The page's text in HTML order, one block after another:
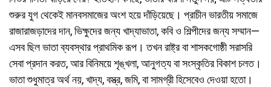
শুরুর যুগ থেকেই মানবসমাজের অংশ হয়ে দাঁড়িয়েছে। প্রাচীন ভারতীয় সমাজে
রাজারাজড়াদের দান, ভিক্ষুদের জন্য খাদ্যাভাতা, কবি ও শিল্পীদের জন্য সম্মান—
এসব ছিল ভাতা ব্যবস্থার প্রাথমিক রূপ। তখন রাষ্ট্র বা শাসকগোষ্ঠী সরাসরি
সেবা প্রদান করত, আর বিনিময়ে শৃঙ্খলা, আনুগত্য বা সংস্কৃতির বিকাশ চলত।
ভাতা শুধুমাত্র অর্থ নয়, খাদ্য, বস্ত্র, জমি, বা সামগ্রী হিসেবেও দেওয়া হতো।